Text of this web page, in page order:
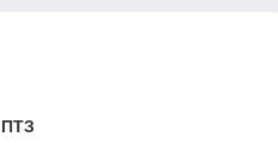
ПТЗ